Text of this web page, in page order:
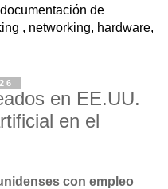
de
, networking, hardware,
en EE.UU.
en el
con empleo